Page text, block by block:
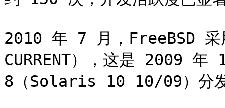
2010 年 7 月，FreeBSD
CURRENT），这是 2009
8（Solaris 10 10/09）分